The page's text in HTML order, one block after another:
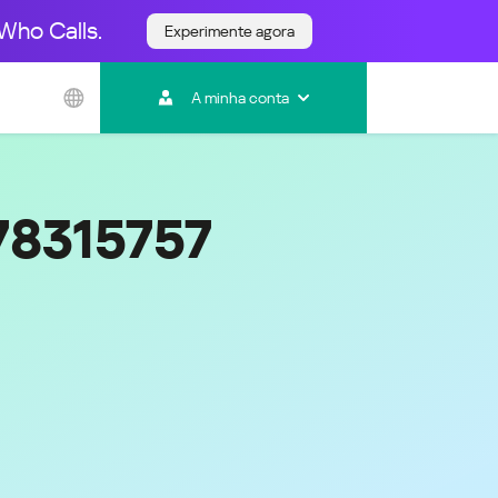
Calls. Experimente agora
A minha conta
Ásia e Pacífico
Australia
India
Malaysia - Bahasa Melayu
New Zealand